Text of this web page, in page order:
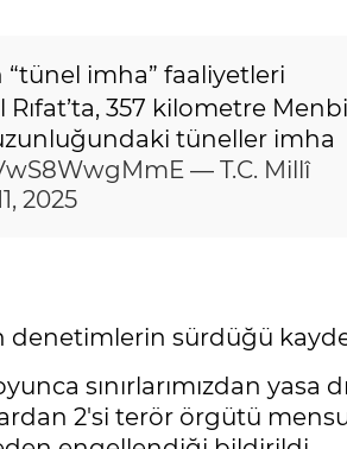
imha” faaliyetleri
357 kilometre
tüneller imha
— T.C. Millî
2025
denetimlerin sürdüğü
sınırlarımızdan yasa
2'si terör örgütü